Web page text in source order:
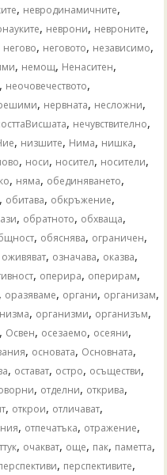
, невродинамичните,
, неврони, невроните,
негово, неговото, независимо,
, немощ, Ненаситен,
, неочовечеството,
, нервната, несложни,
, нечувствително,
, низшите, Нима, нишка,
, носи, носител, носители,
, няма, обединяването,
, обитава, обкръжение,
, обратното, обхваща,
, обяснява, ограничен,
оживяват, означава, оказва,
, оперира, оперирам,
, оразяваме, органи, организам,
, организми, организъм,
, Освен, осезаемо, осеяни,
, основата, Основната,
, остават, остро, осъществи,
, отделни, открива,
, открои, отличават,
, отпечатъка, отражение,
, очакват, още, пак, паметта,
, перспективите,